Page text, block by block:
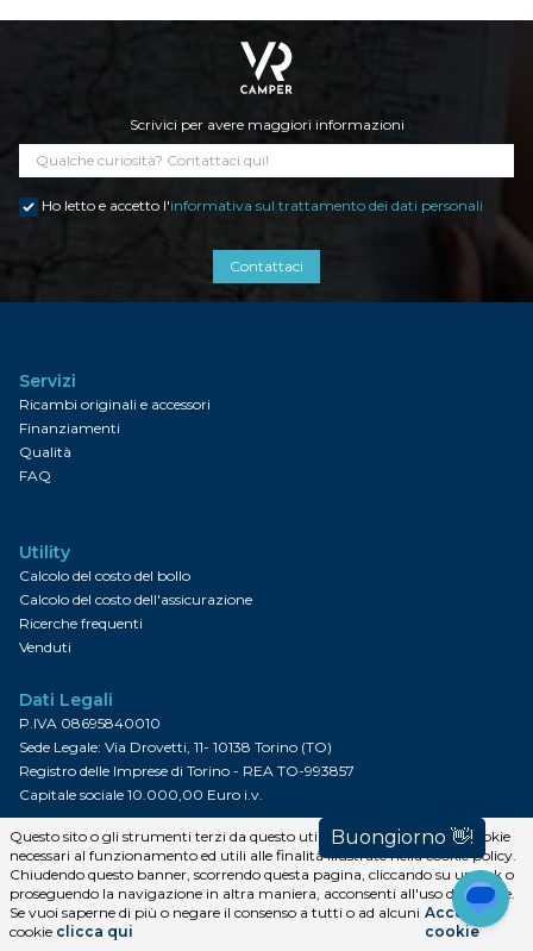
Scrivici per avere maggiori informazioni
Ho letto e accetto l'informativa sul trattamento dei dati personali
Contattaci
Servizi
Ricambi originali e accessori
Finanziamenti
Qualità
FAQ
Utility
Calcolo del costo del bollo
Calcolo del costo dell'assicurazione
Ricerche frequenti
Venduti
Dati Legali
P.IVA 08695840010
Sede Legale: Via Drovetti, 11- 10138 Torino (TO)
Registro delle Imprese di Torino - REA TO-993857
Capitale sociale 10.000,00 Euro i.v.
Trattamento dei dati
Informativa sulla Privacy
Informativa sui Cookies
Questo sito o gli strumenti terzi da questo utilizzati si avvalgono di cookie
necessari al funzionamento ed utili alle finalità illustrate nella cookie policy.
Chiudendo questo banner, scorrendo questa pagina, cliccando su un link o
proseguendo la navigazione in altra maniera, acconsenti all'uso dei cookie.
Se vuoi saperne di più o negare il consenso a tutti o ad alcuni
cookie clicca qui
Accetta i
cookie